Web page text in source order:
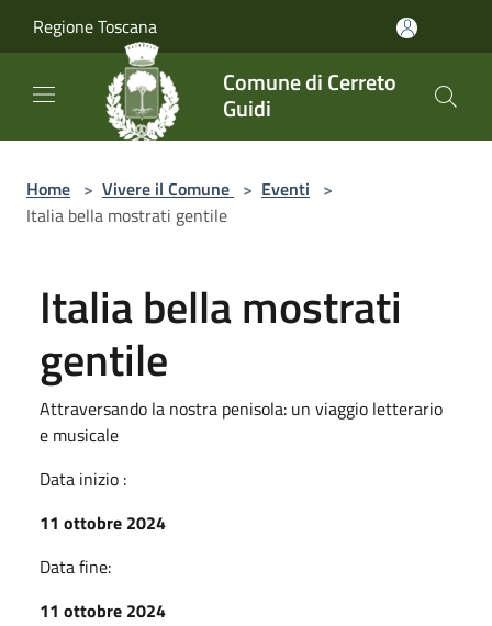
Regione Toscana
Comune di Cerreto
Guidi
Home > Vivere il Comune > Eventi >
Italia bella mostrati gentile
Italia bella mostrati
gentile
Attraversando la nostra penisola: un viaggio letterario
e musicale
Data inizio :
11 ottobre 2024
Data fine:
11 ottobre 2024